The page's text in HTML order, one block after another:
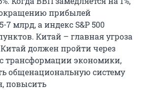
прибылей
7 млрд, а индекс S&P 500
Китай – главная угроза
должен пройти через
трансформации экономики,
общенациональную систему
повысить